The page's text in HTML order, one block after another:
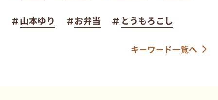
山本ゆり お弁当 とうもろこし
キーワード一覧へ